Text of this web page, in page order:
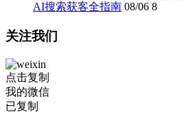
AI搜索获客全指南 08/06 8
关注我们
点击复制
我的微信
已复制